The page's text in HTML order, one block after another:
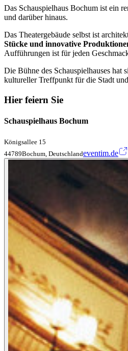
Das Schauspielhaus Bochum ist ein
und darüber hinaus.
Das Theatergebäude selbst ist
Stücke und innovative
Aufführungen ist für jeden
Die Bühne des Schauspielhauses hat
kultureller Treffpunkt für die Stadt
Hier feiern Sie
Schauspielhaus Bochum
Königsallee 15
44789Bochum, Deutschlandeventim.de